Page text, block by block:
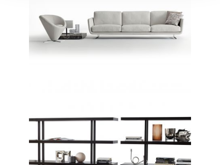
CONTEMPORANEO / DIVANI
Slim